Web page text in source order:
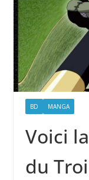
BD MANGA
Voici
du